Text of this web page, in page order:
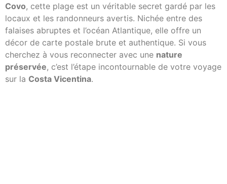
Covo, cette plage est un véritable secret gardé par les
locaux et les randonneurs avertis. Nichée entre des
falaises abruptes et l’océan Atlantique, elle offre un
décor de carte postale brute et authentique. Si vous
cherchez à vous reconnecter avec une nature
préservée, c’est l’étape incontournable de votre voyage
sur la Costa Vicentina.